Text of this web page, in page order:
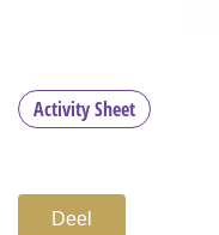
Activity Sheet
Deel